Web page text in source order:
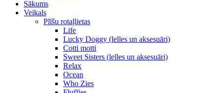
Sākums
Veikals
Plīšu rotaļlietas
Life
Lucky Doggy (lelles un aksesuāri)
Cotti motti
Sweet Sisters (lelles un aksesuāri)
Relax
Ocean
Who Zies